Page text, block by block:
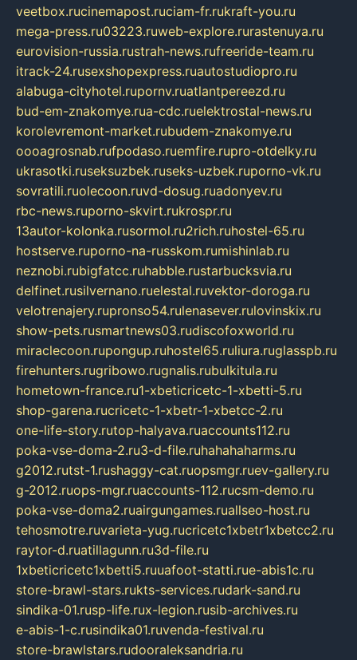
veetbox.rucinemapost.ruciam-fr.rukraft-you.ru
mega-press.ru03223.ruweb-explore.rurastenuya.ru
eurovision-russia.rustrah-news.rufreeride-team.ru
itrack-24.rusexshopexpress.ruautostudiopro.ru
alabuga-cityhotel.rupornv.ruatlantpereezd.ru
bud-em-znakomye.rua-cdc.ruelektrostal-news.ru
korolevremont-market.rubudem-znakomye.ru
oooagrosnab.rufpodaso.ruemfire.rupro-otdelky.ru
ukrasotki.ruseksuzbek.ruseks-uzbek.ruporno-vk.ru
sovratili.ruolecoon.ruvd-dosug.ruadonyev.ru
rbc-news.ruporno-skvirt.rukrospr.ru
13autor-kolonka.rusormol.ru2rich.ruhostel-65.ru
hostserve.ruporno-na-russkom.rumishinlab.ru
neznobi.rubigfatcc.ruhabble.rustarbucksvia.ru
delfinet.rusilvernano.ruelestal.ruvektor-doroga.ru
velotrenajery.rupronso54.rulenasever.rulovinskix.ru
show-pets.rusmartnews03.rudiscofoxworld.ru
miraclecoon.rupongup.ruhostel65.ruliura.ruglasspb.ru
firehunters.rugribowo.rugnalis.rubulkitula.ru
hometown-france.ru1-xbeticricetc-1-xbetti-5.ru
shop-garena.rucricetc-1-xbetr-1-xbetcc-2.ru
one-life-story.rutop-halyava.ruaccounts112.ru
poka-vse-doma-2.ru3-d-file.ruhahahaharms.ru
g2012.rutst-1.rushaggy-cat.ruopsmgr.ruev-gallery.ru
g-2012.ruops-mgr.ruaccounts-112.rucsm-demo.ru
poka-vse-doma2.ruairgungames.ruallseo-host.ru
tehosmotre.ruvarieta-yug.rucricetc1xbetr1xbetcc2.ru
raytor-d.ruatillagunn.ru3d-file.ru
1xbeticricetc1xbetti5.ruuafoot-statti.rue-abis1c.ru
store-brawl-stars.rukts-services.rudark-sand.ru
sindika-01.rusp-life.rux-legion.rusib-archives.ru
e-abis-1-c.rusindika01.ruvenda-festival.ru
store-brawlstars.rudooraleksandria.ru